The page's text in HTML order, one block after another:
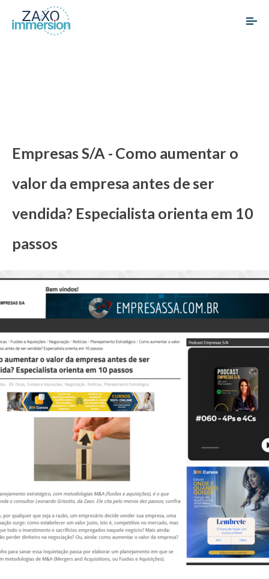
Empresas S/A - Como aumentar o
valor da empresa antes de ser
vendida? Especialista orienta em 10
passos